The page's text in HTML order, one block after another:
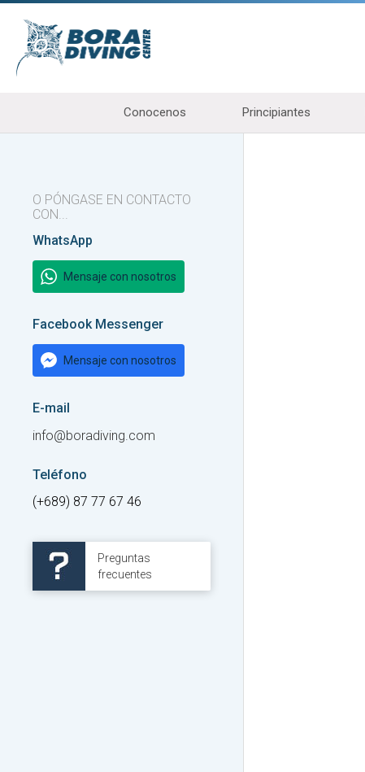
Conocenos Principiantes
O PÓNGASE EN CONTACTO
CON...
WhatsApp
Mensaje con nosotros
Facebook Messenger
Mensaje con nosotros
E-mail
info@boradiving.com
Teléfono
(+689) 87 77 67 46
Preguntas
frecuentes